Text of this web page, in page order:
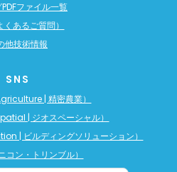
ファイル一覧
くあるご質問）
他技術情報
SNS
| 精密農業）
| ジオスペーシャル）
| ビルディングソリューション）
ン・トリンブル）